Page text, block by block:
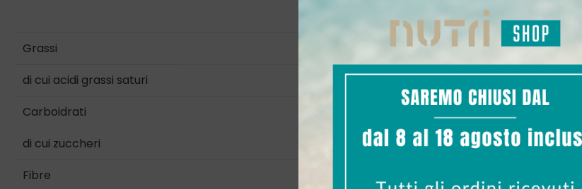
Grassi
di cui acidi grassi saturi
Carboidrati
di cui zuccheri
Fibre